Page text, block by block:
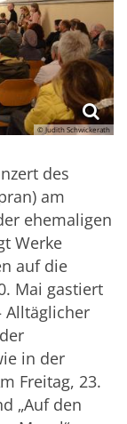
© Judith Schwickerath
des
am
ehemaligen
Werke
auf die
Mai gastiert
Alltäglicher
in der
Freitag, 23.
„Auf den